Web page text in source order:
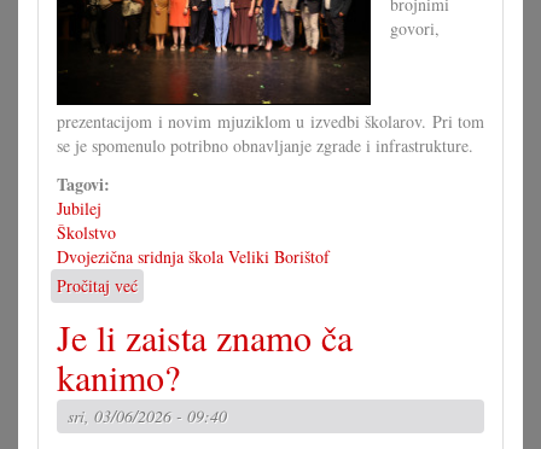
govori,
prezentacijom i novim mjuziklom u izvedbi školarov. Pri tom
se je spomenulo potribno obnavljanje zgrade i infrastrukture.
Tagovi:
Jubilej
Školstvo
Dvojezična sridnja škola Veliki Borištof
Pročitaj već
60
ljet
dvojezična
sridnja/glavna
škola
VB
Je li zaista znamo ča
kanimo?
sri, 03/06/2026 - 09:40